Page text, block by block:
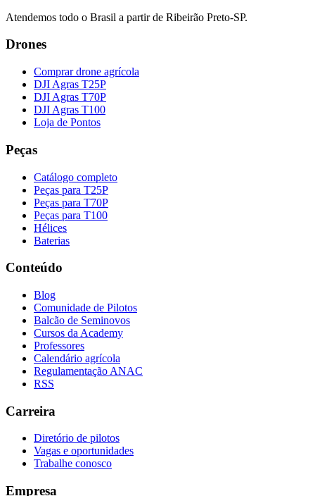
Atendemos todo o Brasil a partir de Ribeirão Preto-SP.
Drones
Comprar drone agrícola
DJI Agras T25P
DJI Agras T70P
DJI Agras T100
Loja de Pontos
Peças
Catálogo completo
Peças para T25P
Peças para T70P
Peças para T100
Hélices
Baterias
Conteúdo
Blog
Comunidade de Pilotos
Balcão de Seminovos
Cursos da Academy
Professores
Calendário agrícola
Regulamentação ANAC
RSS
Carreira
Diretório de pilotos
Vagas e oportunidades
Trabalhe conosco
Empresa